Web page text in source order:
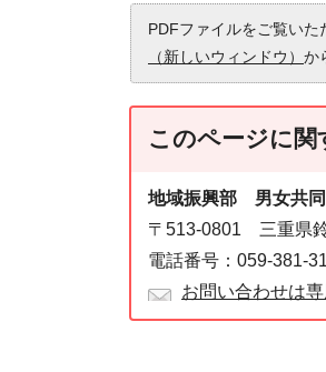
PDFファイルをご覧い
（新しいウィンドウ） か
このページに関
地域振興部 男女共
〒513-0801 三重県
電話番号：059-381-
お問い合わせは